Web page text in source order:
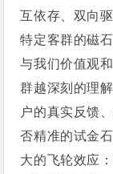
互依存、双向
特定客群的磁
与我们价值观
群越深刻的理
户的真实反馈
否精准的试金
大的飞轮效应